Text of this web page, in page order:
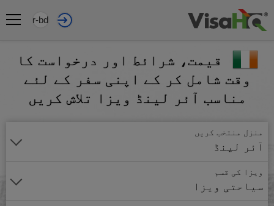
ur-bd
قیمت، شرائط اور درخواست کا
وقت شامل کر کے اپنی سفر کے لئے
مناسب آئر لینڈ ویزا تلاش کریں
منزل منتخب کریں
آئر لینڈ
ویزا کی قسم
سیاحتی ویزا